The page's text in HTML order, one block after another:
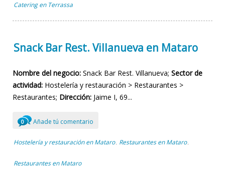
Catering en Terrassa
Snack Bar Rest. Villanueva en Mataro
Nombre del negocio: Snack Bar Rest. Villanueva; Sector de
actividad: Hostelería y restauración > Restaurantes >
Restaurantes; Dirección: Jaime I, 69...
0 Añade tú comentario
Hostelería y restauración en Mataro Restaurantes en Mataro
Restaurantes en Mataro